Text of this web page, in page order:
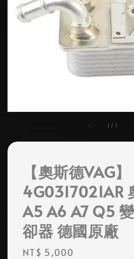
1 / 1
【奧斯德VAG】
4G0317021AR
A5 A6 A7 Q5
卻器 德國原廠
Regular
NT$ 5,000